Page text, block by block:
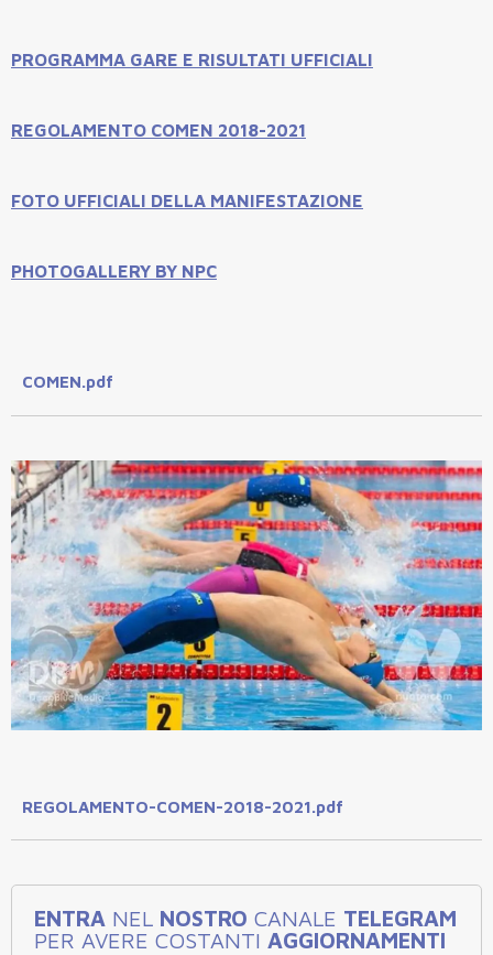
PROGRAMMA GARE E RISULTATI UFFICIALI
REGOLAMENTO COMEN 2018-2021
FOTO UFFICIALI DELLA MANIFESTAZIONE
PHOTOGALLERY BY NPC
COMEN.pdf
REGOLAMENTO-COMEN-2018-2021.pdf
ENTRA NEL NOSTRO CANALE TELEGRAM
PER AVERE COSTANTI AGGIORNAMENTI